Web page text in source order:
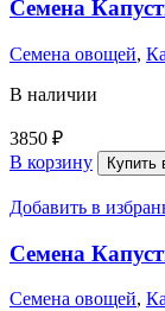
Семена
Семена овощей,
В наличии
3850 ₽
В корзину
Купить
Добавить в
Семена
Семена овощей,